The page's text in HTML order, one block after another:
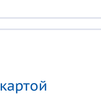
картой